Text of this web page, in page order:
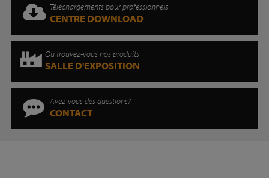
Téléchargements pour professionnels
CENTRE DOWNLOAD
Où trouvez-vous nos produits
SALLE D'EXPOSITION
Avez-vous des questions?
CONTACT